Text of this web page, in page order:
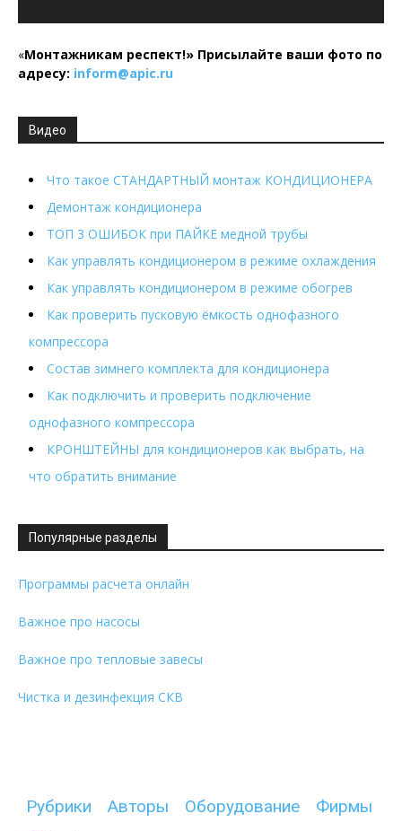
«Монтажникам респект!» Присылайте ваши фото по
адресу: inform@apic.ru
Видео
Что такое СТАНДАРТНЫЙ монтаж КОНДИЦИОНЕРА
Демонтаж кондиционера
ТОП 3 ОШИБОК при ПАЙКЕ медной трубы
Как управлять кондиционером в режиме охлаждения
Как управлять кондиционером в режиме обогрев
Как проверить пусковую ёмкость однофазного
компрессора
Состав зимнего комплекта для кондиционера
Как подключить и проверить подключение
однофазного компрессора
КРОНШТЕЙНЫ для кондиционеров как выбрать, на
что обратить внимание
Популярные разделы
Программы расчета онлайн
Важное про насосы
Важное про тепловые завесы
Чистка и дезинфекция СКВ
Рубрики Авторы Оборудование Фирмы